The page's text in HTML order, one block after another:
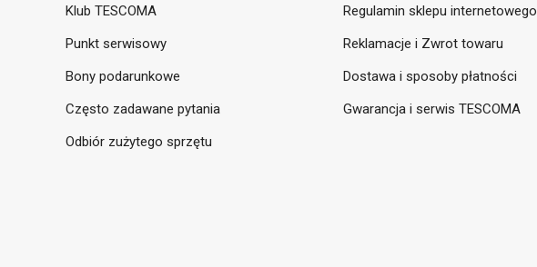
Klub TESCOMA
Punkt serwisowy
Bony podarunkowe
Często zadawane pytania
Odbiór zużytego sprzętu
Regulamin sklepu internetowego
Reklamacje i Zwrot towaru
Dostawa i sposoby płatności
Gwarancja i serwis TESCOMA